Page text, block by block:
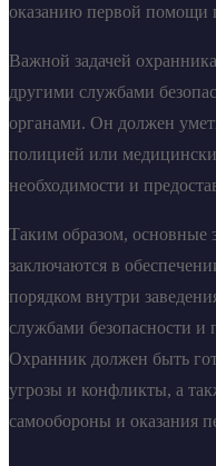
оказанию первой помощи
Важной задачей
другими службами
органами. Он должен
полицией или
необходимости и
Таким образом, основные
заключаются в
порядком внутри
службами безопасности и
Охранник должен быть
угрозы и конфликты, а
самообороны и оказания